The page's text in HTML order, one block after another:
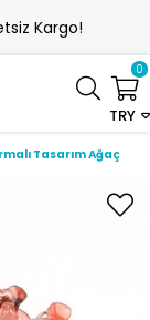
Kargo!
TRY
0
Tasarım Ağaç